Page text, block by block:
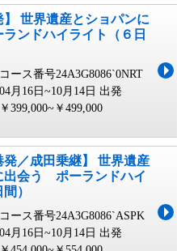
】 世界遺産とショパンに
ンドハイライト（６日
コース番号24A3G8086`0NRT
04月16日~10月14日 出発
￥399,000~￥499,000
発／成田乗継】 世界遺産
出会う ポーランドハイ
）
コース番号24A3G8086`ASPK
04月16日~10月14日 出発